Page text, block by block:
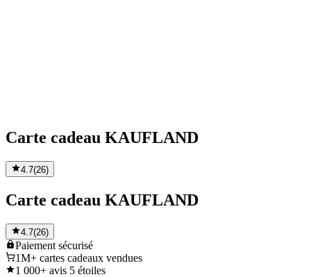
Carte cadeau KAUFLAND
4.7(26)
Carte cadeau KAUFLAND
4.7(26)
Paiement sécurisé
1M+ cartes cadeaux vendues
1 000+ avis 5 étoiles